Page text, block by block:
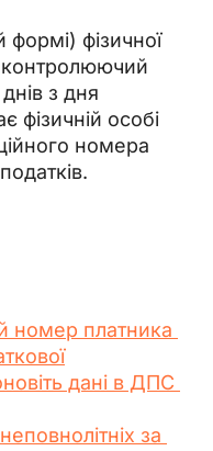
формі) фізичної
контролюючий
з дня
фізичній особі
номера
номер платника
дані в ДПС
за